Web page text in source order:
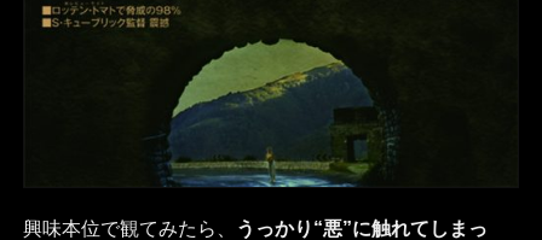
興味本位で観てみたら、
うっかり“悪”に触れてしまっ